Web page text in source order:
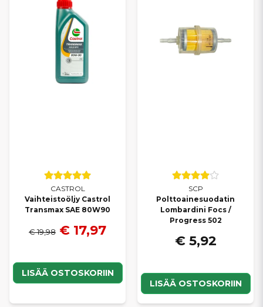
CASTROL
Vaihteistoöljy Castrol
Transmax SAE 80W90
€ 19,98 € 17,97
LISÄÄ OSTOSKORIIN
SCP
Polttoainesuodatin
Lombardini Focs /
Progress 502
€ 5,92
LISÄÄ OSTOSKORIIN